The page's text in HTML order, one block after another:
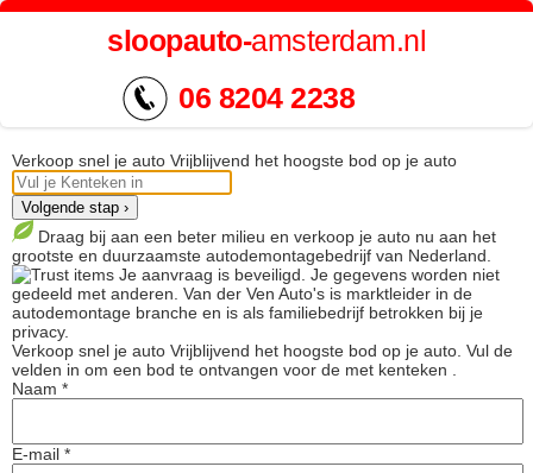
sloopauto-amsterdam.nl
06 8204 2238
Verkoop snel je auto Vrijblijvend het hoogste bod op je auto
Volgende stap ›
Draag bij aan een beter milieu en verkoop je auto nu aan het
grootste en duurzaamste autodemontagebedrijf van Nederland.
Je aanvraag is beveiligd. Je gegevens worden niet
gedeeld met anderen. Van der Ven Auto's is marktleider in de
autodemontage branche en is als familiebedrijf betrokken bij je
privacy.
Verkoop snel je auto Vrijblijvend het hoogste bod op je auto. Vul de
velden in om een bod te ontvangen voor de met kenteken
Naam *
E-mail *